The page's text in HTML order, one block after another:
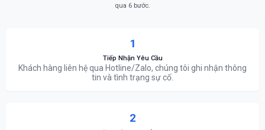
qua 6 bước.
1
Tiếp Nhận Yêu Cầu
Khách hàng liên hệ qua Hotline/Zalo, chúng tôi ghi nhận thông
tin và tình trạng sự cố.
2